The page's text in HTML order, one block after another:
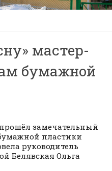
мастер-
бумажной
замечательный
пластики
руководитель
Белявская Ольга